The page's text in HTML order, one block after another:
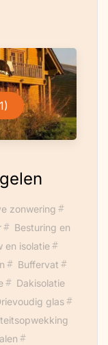
maakt
betreft
accu’s
zonne-
zijn en er
en
en
Het
uit
verkregen
zonwering
Besturing en
en isolatie
Buffervat
Dakisolatie
glas